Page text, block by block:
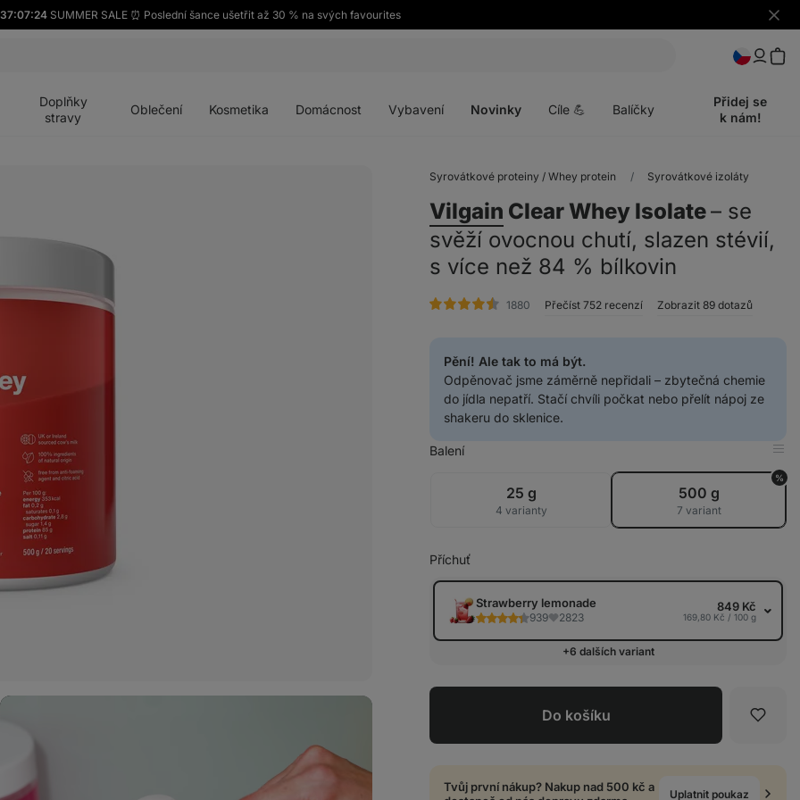
37:07:22SUMMER SALE ⏰ Poslední šance ušetřit až 30 % na svých favourites
Skrýt
Doplňky
stravy
Oblečení Kosmetika Domácnost Vybavení Novinky Cíle 💪 Balíčky
Přidej se
k nám!
Syrovátkové proteiny / Whey protein Syrovátkové izoláty
Vilgain Clear Whey Isolate⁠–⁠ se
svěží ovocnou chutí, slazen stévií,
s více než 84 % bílkovin
1880 hodnocení
Přečíst 752 recenzí Zobrazit 89 dotazů
Pění! Ale tak to má být.
Odpěnovač jsme záměrně nepřidali – zbytečná chemie
do jídla nepatří. Stačí chvíli počkat nebo přelít nápoj ze
shakeru do sklenice.
Balení
v
25 g
4 varianty
%
500 g
7 variant
Příchuť
Strawberry lemonade
939 2823
849 Kč
169,80 Kč / 100 g
+6 dalších variant
Do košíku
Tvůj první nákup? Nakup nad 500 kč a
Uplatnit poukaz